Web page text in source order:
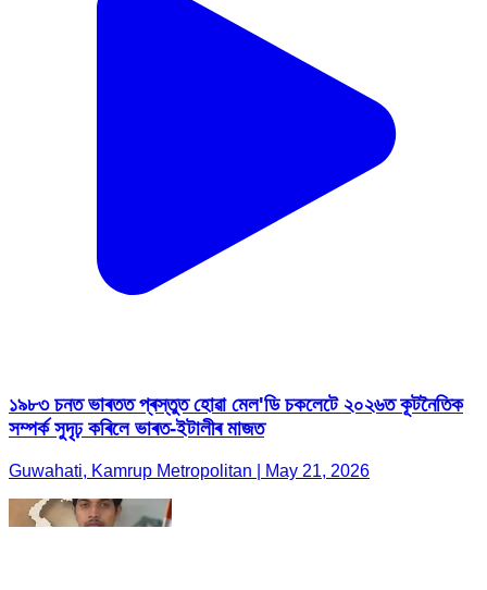
১৯৮৩ চনত ভাৰতত প্ৰস্তুত হোৱা মেল'ডি চকলেটে ২০২৬ত কূটনৈতিক
সম্পৰ্ক সুদৃঢ় কৰিলে ভাৰত-ইটালীৰ মাজত
Guwahati, Kamrup Metropolitan | May 21, 2026